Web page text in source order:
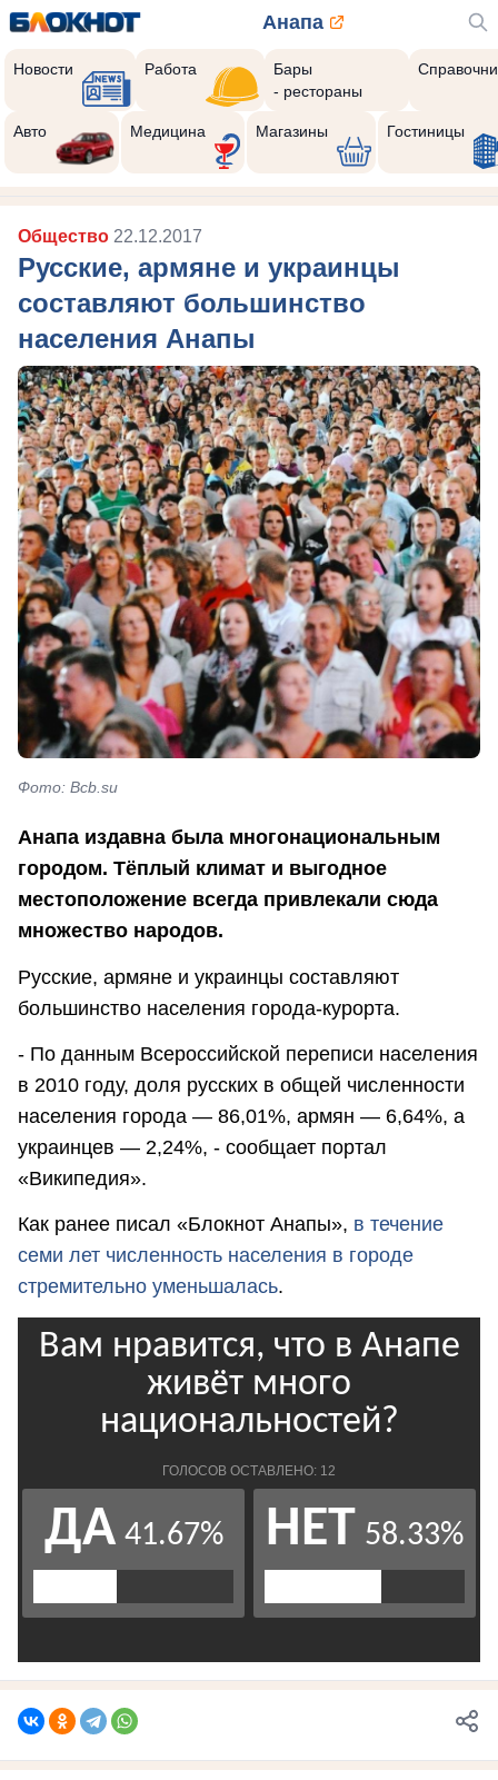
Анапа
Новости Работа
Бары
- рестораны
Авто Медицина Магазины Гостиницы
Общество 22.12.2017
Русские, армяне и украинцы
составляют большинство
населения Анапы
Фото: Bcb.su
Анапа издавна была многонациональным
городом. Тёплый климат и выгодное
местоположение всегда привлекали сюда
множество народов.
Русские, армяне и украинцы составляют
большинство населения города-курорта.
- По данным Всероссийской переписи населения
в 2010 году, доля русских в общей численности
населения города — 86,01%, армян — 6,64%, а
украинцев — 2,24%, - сообщает портал
«Википедия».
Как ранее писал «Блокнот Анапы», в течение
семи лет численность населения в городе
стремительно уменьшалась.